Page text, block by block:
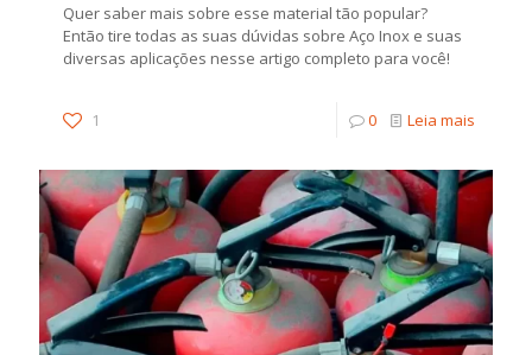
Quer saber mais sobre esse material tão popular?
Então tire todas as suas dúvidas sobre Aço Inox e suas
diversas aplicações nesse artigo completo para você!
1 0 Leia mais